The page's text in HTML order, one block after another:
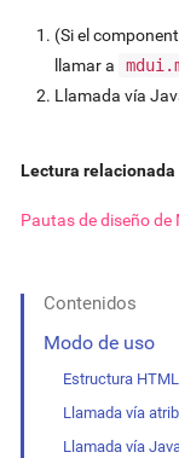
(Si el
llamar a
Llamada vía
Lectura relacionada
Pautas de diseño
Contenidos
Modo de uso
Estructura HTML
Llamada vía
Llamada vía